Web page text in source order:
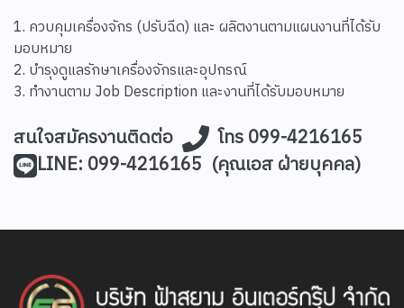
1. ควบคุมเครื่องจักร (ปรับฉีด) และ ผลิตงานตามแผนงานที่ได้รับ
มอบหมาย
2. บำรุงดูแลรักษาเครื่องจักรและอุปกรณ์
3. ทำงานตาม Job Description และงานที่ได้รับมอบหมาย
สนใจสมัครงานติดต่อ
โทร 099-4216165
LINE: 099-4216165 (คุณเอส ฝ่ายบุคคล)